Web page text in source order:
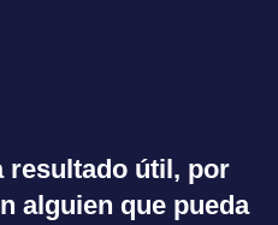
resultado útil, por
alguien que pueda